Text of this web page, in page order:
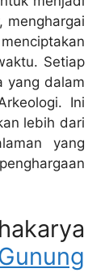
menghargai
Setiap
yang dalam
Ini
lebih dari
yang